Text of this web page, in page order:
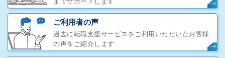
ご利用者の声
過去に転職支援サービスをご利用いただいたお客様
の声をご紹介します